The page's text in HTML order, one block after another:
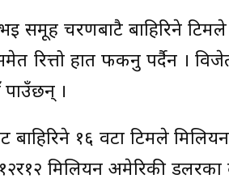
समूह चरणबाटै बाहिरिने
समेत रित्तो हात फर्कनु पर्दैन ।
पाउँछन् ।
१६ वटा टिमले
१२र१२ मिलियन अमेरिकी